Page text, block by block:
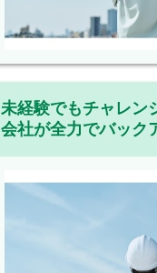
未経験でもチャレン
会社が全力でバック